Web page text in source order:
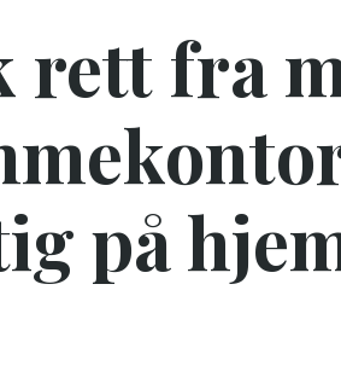
rett fra
på